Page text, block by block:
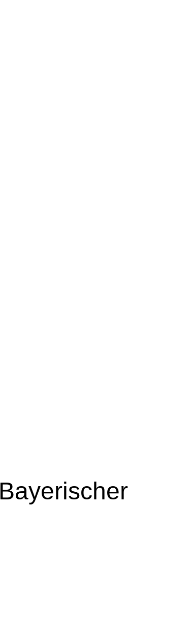
Bayerischer